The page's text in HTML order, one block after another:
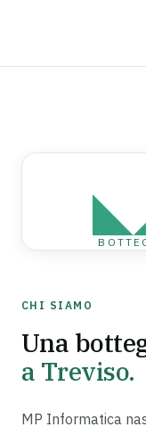
CHI SIAMO
Una
a Treviso.
MP Informatica